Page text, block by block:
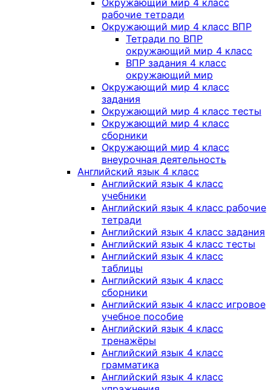
Окружающий мир 4 класс
рабочие тетради
Окружающий мир 4 класс ВПР
Тетради по ВПР
окружающий мир 4 класс
ВПР задания 4 класс
окружающий мир
Окружающий мир 4 класс
задания
Окружающий мир 4 класс тесты
Окружающий мир 4 класс
сборники
Окружающий мир 4 класс
внеурочная деятельность
Английский язык 4 класс
Английский язык 4 класс
учебники
Английский язык 4 класс рабочие
тетради
Английский язык 4 класс задания
Английский язык 4 класс тесты
Английский язык 4 класс
таблицы
Английский язык 4 класс
сборники
Английский язык 4 класс игровое
учебное пособие
Английский язык 4 класс
тренажёры
Английский язык 4 класс
грамматика
Английский язык 4 класс